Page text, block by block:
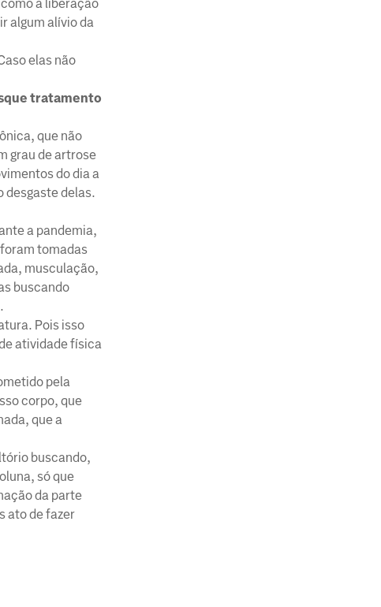
a liberação
algum alívio da
elas não
tratamento
que não
grau de artrose
do dia a
desgaste delas.
a pandemia,
tomadas
musculação,
buscando
Pois isso
atividade física
pela
corpo, que
que a
buscando,
só que
da parte
ato de fazer